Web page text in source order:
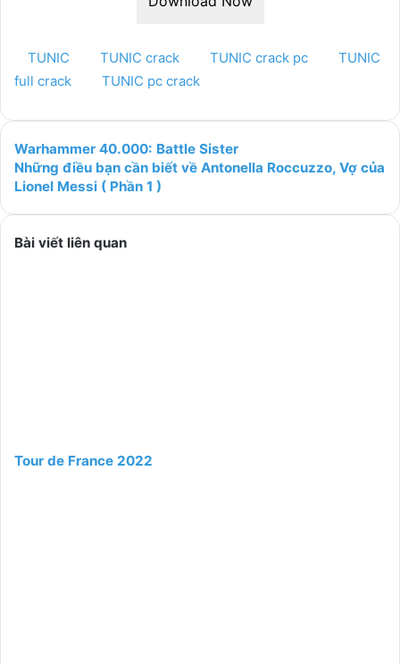
TUNIC TUNIC crack TUNIC crack pc
TUNIC
full crack
TUNIC pc crack
Warhammer 40.000: Battle Sister
Những điều bạn cần biết về Antonella Roccuzzo, Vợ của
Lionel Messi ( Phần 1 )
Bài viết liên quan
Tour de France 2022